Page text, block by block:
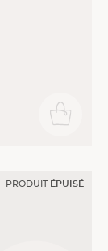
PRODUIT ÉPUISÉ